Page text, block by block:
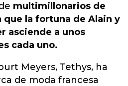
multimillonarios de
la fortuna de Alain y
asciende a unos
cada uno.
Meyers, Tethys, ha
de moda francesa